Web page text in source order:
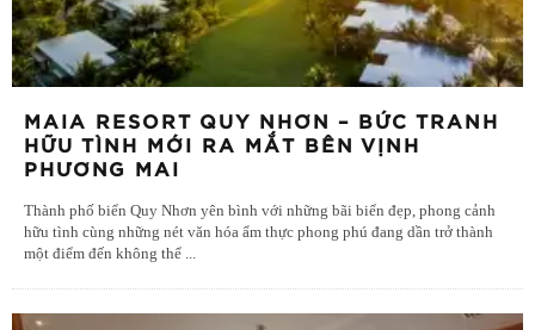
MAIA RESORT QUY NHƠN – BỨC TRANH
HỮU TÌNH MỚI RA MẮT BÊN VỊNH
PHƯƠNG MAI
Thành phố biển Quy Nhơn yên bình với những bãi biển đẹp, phong cảnh
hữu tình cùng những nét văn hóa ẩm thực phong phú đang dần trở thành
một điểm đến không thể ...